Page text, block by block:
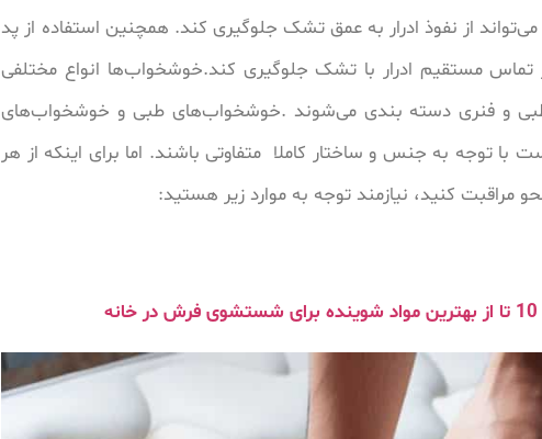
از نفوذ ادرار به عمق تشک جلوگیری کند. همچنین استفاده از پد
مستقیم ادرار با تشک جلوگیری کند.خوشخواب‌ها انواع مختلفی
و فنری دسته بندی می‌شوند .خوشخواب‌های طبی و خوشخواب‌های
توجه به جنس و ساختار کاملا متفاوتی باشند. اما برای اینکه از هر
مراقبت کنید، نیازمند توجه به موارد زیر هستید: